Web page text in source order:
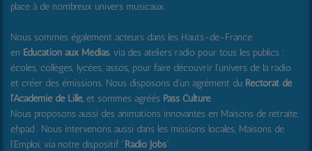
place à de nombreux univers musicaux.
Nous sommes également acteurs dans les Hauts-de-France
en Education aux Médias, via des ateliers radio pour tous les publics :
écoles, collèges, lycées, assos, pour faire découvrir l'univers de la radio
et créer des émissions. Nous disposons d'un agrément du Rectorat de
l'Académie de Lille, et sommes agréés Pass Culture.
Nous proposons aussi des animations innovantes en Maisons de retraite,
ehpad . Nous intervenons aussi dans les missions locales, Maisons de
l'Emploi, via notre dispositif "Radio Jobs".